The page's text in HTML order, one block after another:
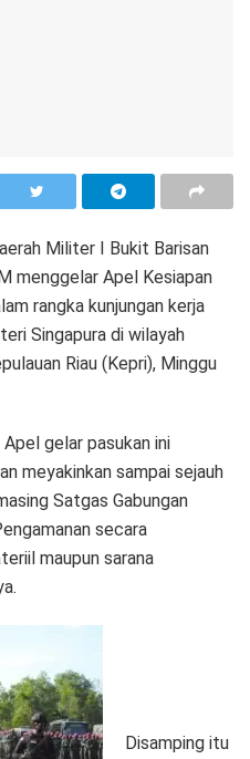
Militer I Bukit Barisan
menggelar Apel Kesiapan
rangka kunjungan kerja
Singapura di wilayah
Riau (Kepri), Minggu
Apel gelar pasukan ini
meyakinkan sampai sejauh
Satgas Gabungan
secara
maupun sarana
Disamping itu